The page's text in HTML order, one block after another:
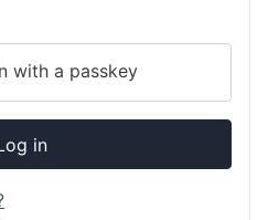
with a passkey
in